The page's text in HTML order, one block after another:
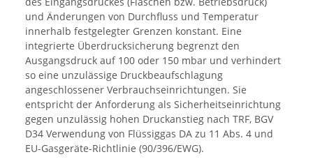
und Änderungen von Durchfluss und Temperatur
innerhalb festgelegter Grenzen konstant. Eine
integrierte Überdrucksicherung begrenzt den
Ausgangsdruck auf 100 oder 150 mbar und verhindert
so eine unzulässige Druckbeaufschlagung
angeschlossener Verbrauchseinrichtungen. Sie
entspricht der Anforderung als Sicherheitseinrichtung
gegen unzulässig hohen Druckanstieg nach TRF, BGV
D34 Verwendung von Flüssiggas DA zu 11 Abs. 4 und
EU-Gasgeräte-Richtlinie (90/396/EWG).